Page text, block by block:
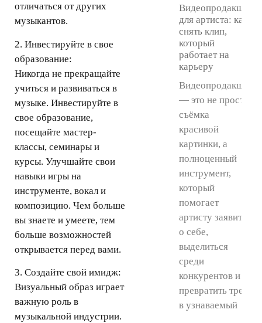
отличаться от других
музыкантов.
2. Инвестируйте в свое
образование:
Никогда не прекращайте
учиться и развиваться в
музыке. Инвестируйте в
свое образование,
посещайте мастер-
классы, семинары и
курсы. Улучшайте свои
навыки игры на
инструменте, вокал и
композицию. Чем больше
вы знаете и умеете, тем
больше возможностей
открывается перед вами.
3. Создайте свой имидж:
Визуальный образ играет
важную роль в
музыкальной индустрии.
Видеопродакшн
для артиста: как
снять клип,
который
работает на
карьеру
Видеопродакшн
— это не просто
съёмка
красивой
картинки, а
полноценный
инструмент,
который
помогает
артисту заявить
о себе,
выделиться
среди
конкурентов и
превратить трек
в узнаваемый